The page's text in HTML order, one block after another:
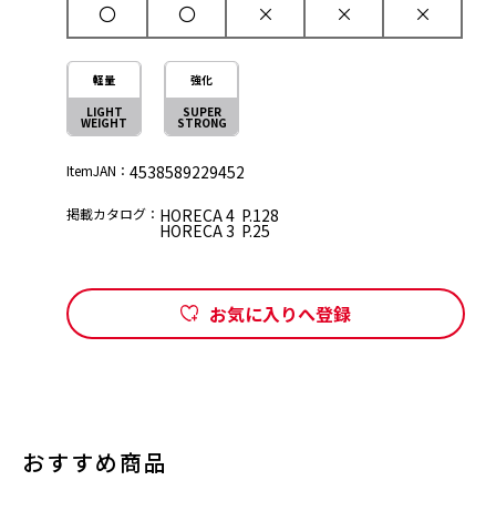
〇 〇 × × ×
軽量
LIGHT
WEIGHT
強化
SUPER
STRONG
ItemJAN： 4538589229452
掲載カタログ： HORECA 4 P.128
HORECA 3 P.25
お気に入りへ登録
おすすめ商品